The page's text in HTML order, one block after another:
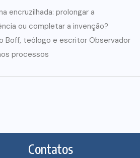
encruzilhada: prolongar a
ou completar a invenção?
Boff, teólogo e escritor Observador
processos
Contatos